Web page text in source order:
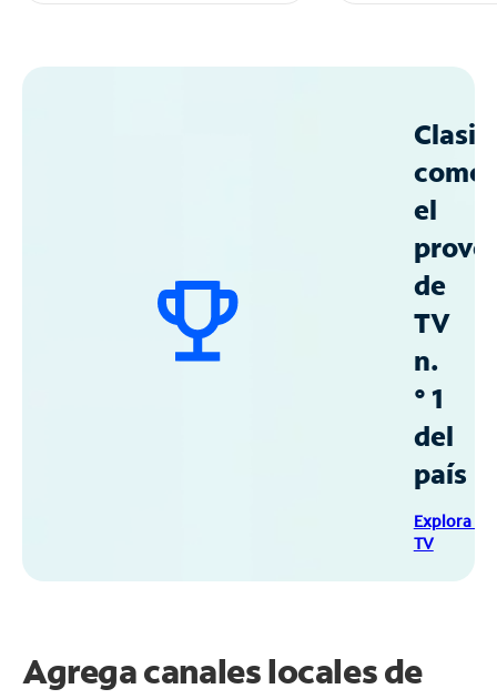
como
el
de
TV
n.
° 1
del
país
Explora
TV
Agrega canales locales de